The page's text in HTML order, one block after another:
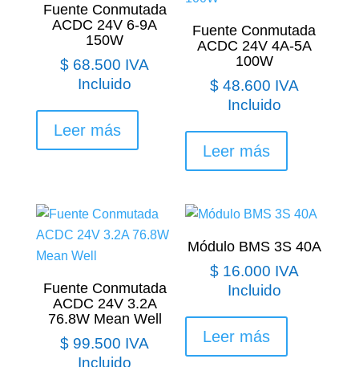
Fuente Conmutada
ACDC 24V 6-9A
150W
$ 68.500 IVA
Incluido
Leer más
Fuente Conmutada
ACDC 24V 4A-5A
100W
$48.600 IVA
Incluido
Leer más
Fuente Conmutada
ACDC 24V 3.2A
76.8W Mean Well
$ 99.500 IVA
Incluido
Módulo BMS 3S 40A
$16.000 IVA
Incluido
Leer más